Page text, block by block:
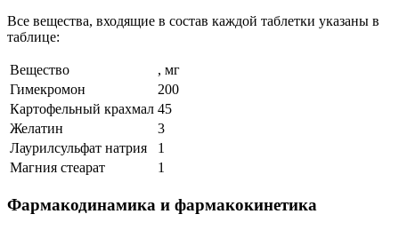
Все вещества, входящие в состав каждой таблетки указаны в
таблице:
Вещество
, мг
Гимекромон
200
Картофельный крахмал 45
Желатин
3
Лаурилсульфат натрия
1
Магния стеарат
1
Фармакодинамика и фармакокинетика